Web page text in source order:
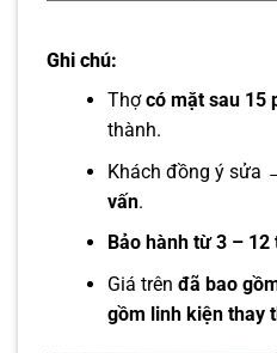
Ghi chú:
Thợcó mặt sau 15
thành.
Khách đồng ý sửa
vấn.
Bảo hành từ 3 – 12
Giá trên đã bao
gồm linh kiện thay